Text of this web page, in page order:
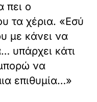
πει ο
τα χέρια. «Εσύ
με κάνει να
υπάρχει κάτι
να
επιθυμία…»